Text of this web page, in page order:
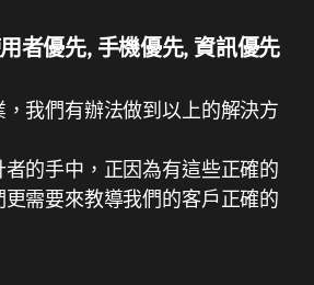
者優先, 手機優先, 資訊優先
我們有辦法做到以上的解決方
的手中，正因為有這些正確的
需要來教導我們的客戶正確的